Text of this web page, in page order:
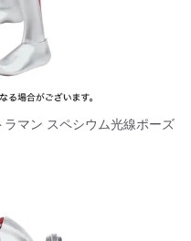
マン スペシウム光線ポーズ